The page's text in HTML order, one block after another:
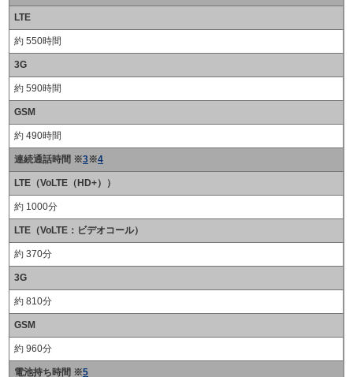
LTE
約 550時間
3G
約 590時間
GSM
約 490時間
連続通話時間 ※3※4
LTE（VoLTE（HD+））
約 1000分
LTE（VoLTE：ビデオコール）
約 370分
3G
約 810分
GSM
約 960分
電池持ち時間 ※5